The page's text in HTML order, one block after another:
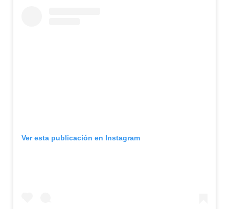
Ver esta publicación en Instagram